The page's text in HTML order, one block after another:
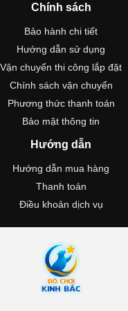
Chính sách
Bảo hành chi tiết
Hướng dẫn sử dụng
Vận chuyển thi công lắp đặt
Chính sách vận chuyển
Phương thức thanh toán
Bảo mật thông tin
Hướng dẫn
Hướng dẫn mua hàng
Thanh toán
Điều khoản dịch vụ